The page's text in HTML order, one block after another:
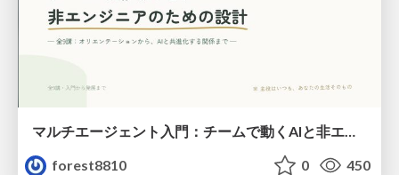
マルチエージェント入門：チームで動くAIと非エンジニアのための設計（Claude Code）
forest8810
0 450